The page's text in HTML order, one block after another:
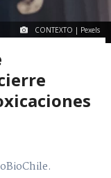
CONTEXTO | Pexels